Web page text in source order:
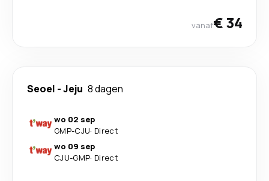
vanaf€ 34
Seoel -Jeju 8 dagen
wo 02 sep
GMP-CJU· Direct
wo 09 sep
CJU-GMP· Direct